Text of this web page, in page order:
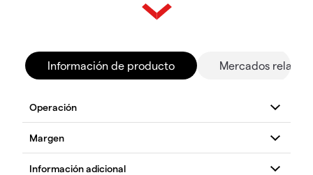
Información de producto Mercados